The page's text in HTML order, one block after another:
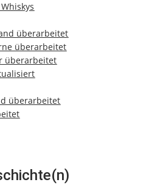
überarbeitet
überarbeitet
überarbeitet
überarbeitet